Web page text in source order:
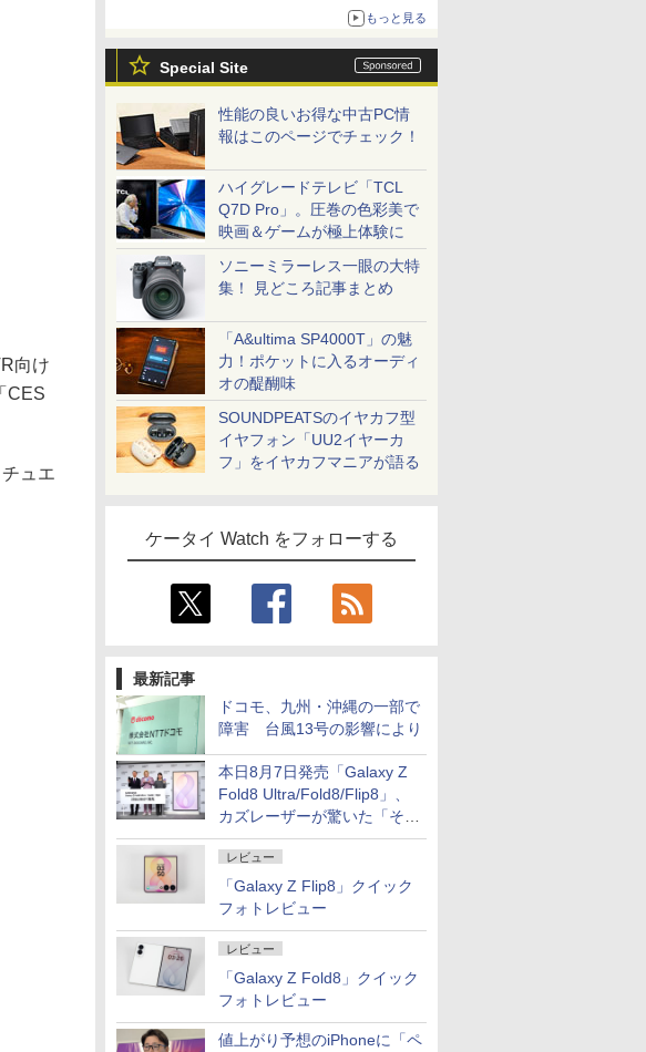
もっと見る
Special Site
性能の良いお得な中古PC情
報はこのページでチェック！
ハイグレードテレビ「TCL
Q7D Pro」。圧巻の色彩美で
映画＆ゲームが極上体験に
ソニーミラーレス一眼の大特
集！ 見どころ記事まとめ
「A&ultima SP4000T」の魅
力！ポケットに入るオーディ
オの醍醐味
SOUNDPEATSのイヤカフ型
イヤフォン「UU2イヤーカ
フ」をイヤカフマニアが語る
ケータイ Watch をフォローする
最新記事
ドコモ、九州・沖縄の一部で
障害 台風13号の影響により
本日8月7日発売「Galaxy Z
Fold8 Ultra/Fold8/Flip8」、
カズレーザーが驚いた「そば
屋のメニュー並みの薄さ」
レビュー
「Galaxy Z Flip8」クイック
フォトレビュー
レビュー
「Galaxy Z Fold8」クイック
フォトレビュー
値上がり予想のiPhoneに「ペ
向け
CES
ュエ